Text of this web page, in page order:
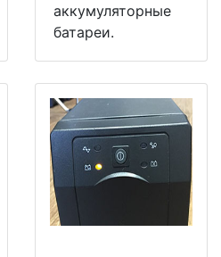
аккумуляторные
батареи.